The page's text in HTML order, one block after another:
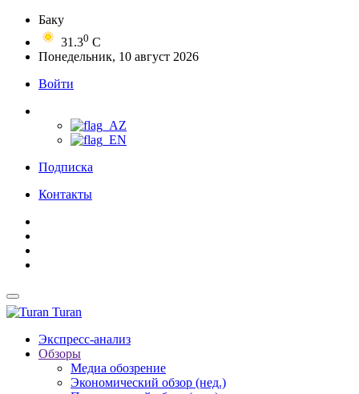
Баку
31.30 C
Понедельник, 10 август 2026
Войти
Подписка
Контакты
Turan
Экспресс-анализ
Обзоры
Медиа обозрение
Экономический обзор (нед.)